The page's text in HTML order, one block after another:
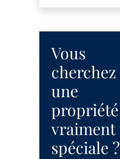
Vous
cherchez
une
propriété
vraiment
spéciale ?